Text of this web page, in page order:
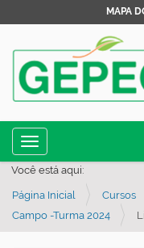
MAPA
Toggle navigation
Você está aqui:
Página Inicial Cursos
Campo -Turma 2024